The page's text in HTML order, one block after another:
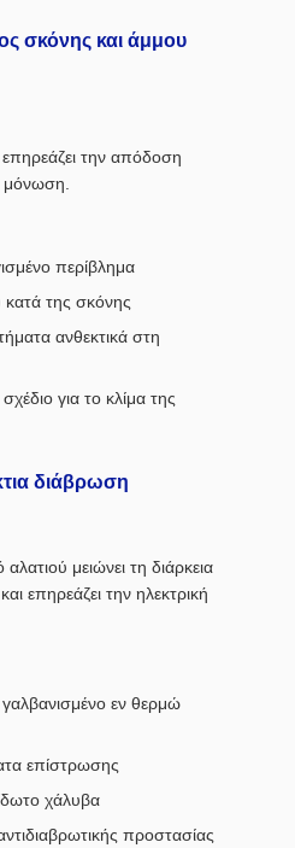
σκόνης και άμμου
την απόδοση
μόνωση.
περίβλημα
της σκόνης
ανθεκτικά στη
για το κλίμα της
διάβρωση
μειώνει τη διάρκεια
επηρεάζει την ηλεκτρική
εν θερμώ
επίστρωσης
χάλυβα
προστασίας